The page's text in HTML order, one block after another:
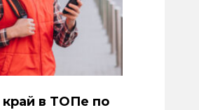
край в ТОПе по